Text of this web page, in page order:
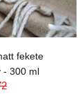
fekete
- 300 ml